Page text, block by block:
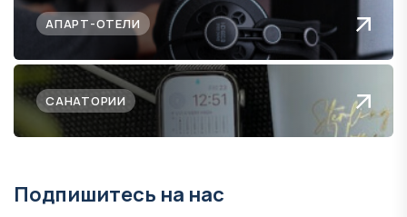
АПАРТ-ОТЕЛИ
САНАТОРИИ
Подпишитесь на нас